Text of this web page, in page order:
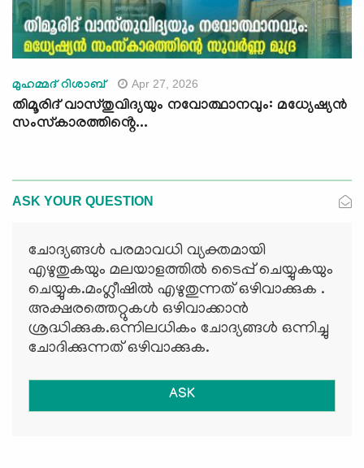
മുഹമ്മദ് റിശാബ് Apr 27, 2026
തിമൂരിദ് വാസ്തുവിദ്യയും നവോത്ഥാനവും: മധ്യേഷ്യൻ
സംസ്കാരത്തിൻ്റെ...
ASK YOUR QUESTION
ചോദ്യങ്ങള്‍ പരമാവധി വ്യക്തമായി
എഴുതുകയും മലയാളത്തില്‍ ടൈപ്പ് ചെയ്യുകയും
ചെയ്യുക.മംഗ്ലീഷില്‍ എഴുതുന്നത് ഒഴിവാക്കുക .
അക്ഷരത്തെറ്റുകള്‍ ഒഴിവാക്കാന്‍
ശ്രദ്ധിക്കുക.ഒന്നിലധികം ചോദ്യങ്ങള്‍ ഒന്നിച്ചു
ചോദിക്കുന്നത് ഒഴിവാക്കുക.
ASK